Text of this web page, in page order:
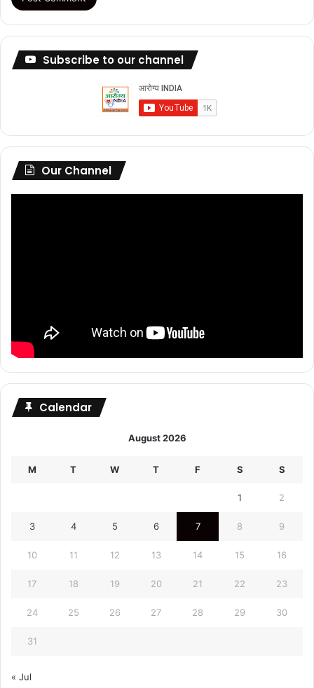
Subscribe to our channel
Our Channel
Calendar
August 2026
M T W T F S S
1 2
3 4 5 6 7 8 9
10 11 12 13 14 15 16
17 18 19 20 21 22 23
24 25 26 27 28 29 30
31
« Jul